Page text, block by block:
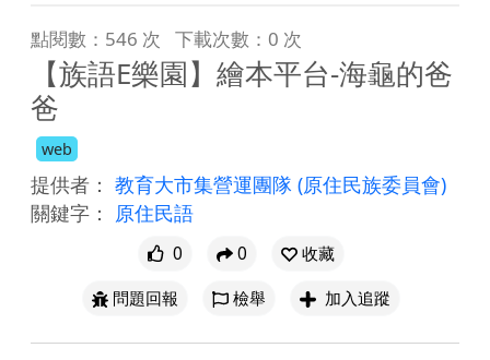
點閱數：546 次 下載次數：0 次
【族語E樂園】繪本平台-海龜的爸
爸
web
提供者： 教育大市集營運團隊 (原住民族委員會)
關鍵字：
原住民語
0 0
收藏
問題回報
檢舉 加入追蹤